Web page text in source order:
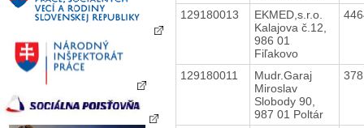
129180013
EKMED,s.r.o.
Kalajova č.12,
986 01
Fiľakovo
129180011
Mudr.Garaj
Miroslav
Slobody 90,
987 01 Poltár